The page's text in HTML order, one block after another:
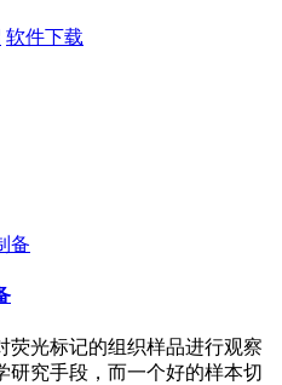
软件下载
荧光标记的组织样品进行观察
研究手段，而一个好的样本切